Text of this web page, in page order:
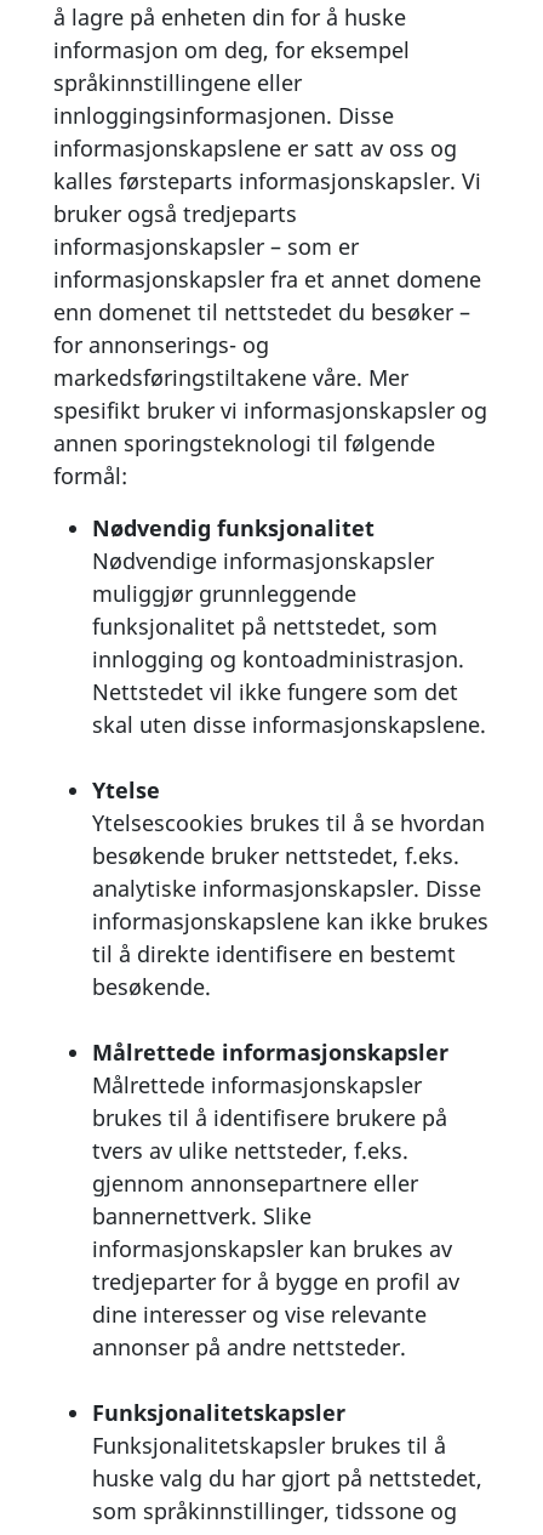
å lagre på enheten din for å huske
informasjon om deg, for eksempel
språkinnstillingene eller
innloggingsinformasjonen. Disse
informasjonskapslene er satt av oss og
kalles førsteparts informasjonskapsler. Vi
bruker også tredjeparts
informasjonskapsler – som er
informasjonskapsler fra et annet domene
enn domenet til nettstedet du besøker –
for annonserings- og
markedsføringstiltakene våre. Mer
spesifikt bruker vi informasjonskapsler og
annen sporingsteknologi til følgende
formål:
Nødvendig funksjonalitet
Nødvendige informasjonskapsler
muliggjør grunnleggende
funksjonalitet på nettstedet, som
innlogging og kontoadministrasjon.
Nettstedet vil ikke fungere som det
skal uten disse informasjonskapslene.
Ytelse
Ytelsescookies brukes til å se hvordan
besøkende bruker nettstedet, f.eks.
analytiske informasjonskapsler. Disse
informasjonskapslene kan ikke brukes
til å direkte identifisere en bestemt
besøkende.
Målrettede informasjonskapsler
Målrettede informasjonskapsler
brukes til å identifisere brukere på
tvers av ulike nettsteder, f.eks.
gjennom annonsepartnere eller
bannernettverk. Slike
informasjonskapsler kan brukes av
tredjeparter for å bygge en profil av
dine interesser og vise relevante
annonser på andre nettsteder.
Funksjonalitetskapsler
Funksjonalitetskapsler brukes til å
huske valg du har gjort på nettstedet,
som språkinnstillinger, tidssone og